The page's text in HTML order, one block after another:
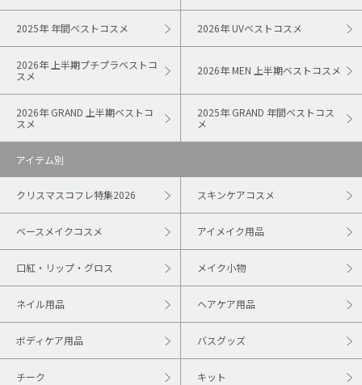
2025年 年間ベストコスメ 2026年 UVベストコスメ
2026年 上半期プチプラベストコ
スメ
2026年 MEN 上半期ベストコスメ
2026年 GRAND 上半期ベストコ
スメ
2025年 GRAND 年間ベストコス
メ
アイテム別
クリスマスコフレ特集2026 スキンケアコスメ
ベースメイクコスメ アイメイク用品
口紅・リップ・グロス メイク小物
ネイル用品 ヘアケア用品
ボディケア用品 バスグッズ
チーク キット